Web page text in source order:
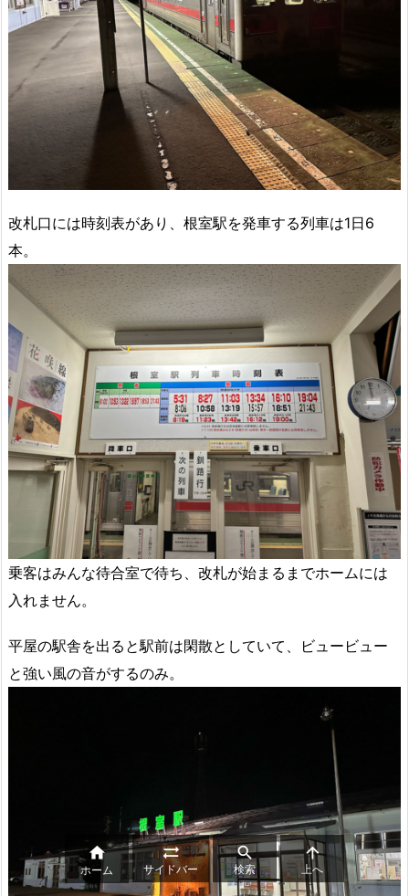
改札口には時刻表があり、根室駅を発車する列車は1日6
本。
乗客はみんな待合室で待ち、改札が始まるまでホームには
入れません。
平屋の駅舎を出ると駅前は閑散としていて、ビュービュー
と強い風の音がするのみ。

ホーム

サイドバー

検索

上へ